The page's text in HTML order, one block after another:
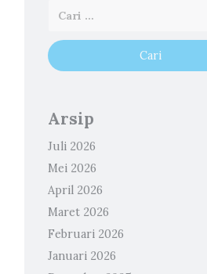
Arsip
Juli 2026
Mei 2026
April 2026
Maret 2026
Februari 2026
Januari 2026